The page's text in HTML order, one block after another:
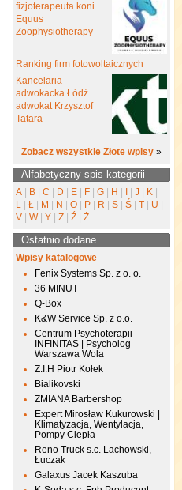
fizjoterapeuta koni
Equus
Zoophysiotherapy
Ranking firm fotowoltaicznych
Kancelaria
adwokacka Łódź
adwokat Krzysztof
Tatara
Zobacz wszystkie Złote wpisy »
Alfabetyczny spis kategorii
A B C D E F G H J K
L
Ł M N O P R S Ś T U
V
W Y Z Ź Ż
Ostatnio dodane
Wpisy katalogowe
Fenix Systems Sp. z o. o.
36 MINUT
Q-Box
K&W Service Sp. z o.o.
Centrum Psychoterapii
INFINITAS | Psycholog
Warszawa Wola
Z.I.H Piotr Kołek
Bialikovski
ZMIANA Barbershop
Expert Mirosław Kukurowski |
Klimatyzacja, Wentylacja,
Pompy Ciepła
Reno Truck s.c. Lachowski,
Łuczak
Galaxus Jacek Kaszuba